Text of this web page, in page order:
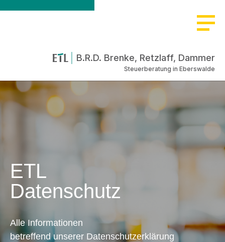
B.R.D. Brenke, Retzlaff, Dammer
Steuerberatung in Eberswalde
ETL
Datenschutz
Alle Informationen
betreffend unserer Datenschutzerklärung